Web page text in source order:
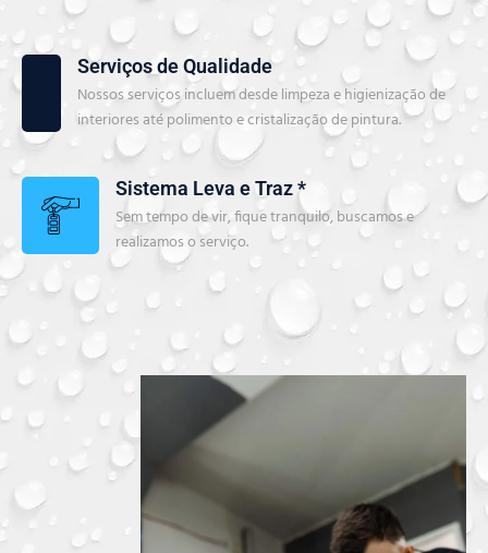
Serviços de Qualidade
Nossos serviços incluem desde limpeza e higienização de
interiores até polimento e cristalização de pintura.
Sistema Leva e Traz *
Sem tempo de vir, fique tranquilo, buscamos e
realizamos o serviço.